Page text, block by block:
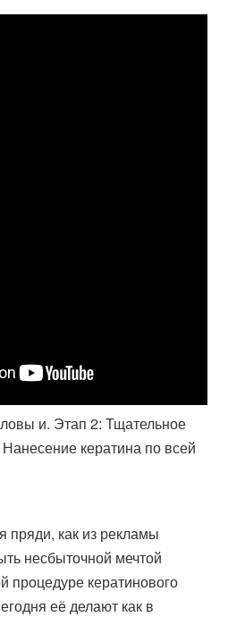
и. Этап 2: Тщательное
кератина по всей
пряди, как из рекламы
несбыточной мечтой
процедуре кератинового
её делают как в